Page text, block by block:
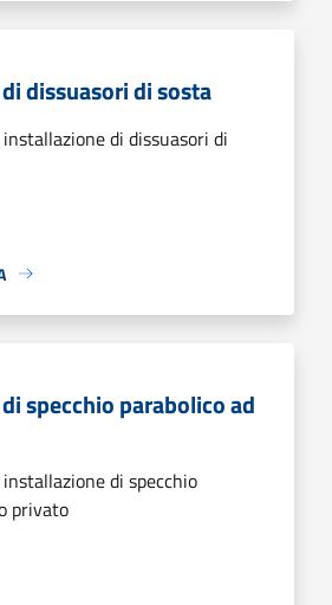
dissuasori di sosta
di dissuasori di
specchio parabolico ad
di specchio
privato